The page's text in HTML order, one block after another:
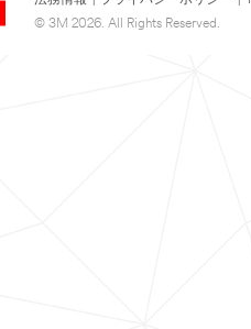
© 3M 2026. All Rights Reserved.